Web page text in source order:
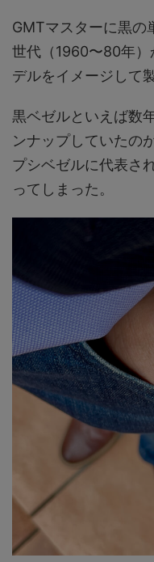
GMTマスターに黒の
世代（1960〜80年
デルをイメージして
黒ベゼルといえば数
ンナップしていたの
プシベゼルに代表さ
ってしまった。